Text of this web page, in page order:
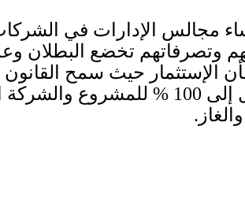
مجالس الإدارات في
وتصرفاتهم تخضع البطلان
الإستثمار حيث سمح القانون
إلى 100 %
للمشروع والشركة
.